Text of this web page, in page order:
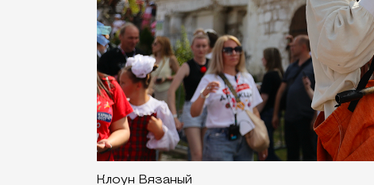
Клоун Вязаный